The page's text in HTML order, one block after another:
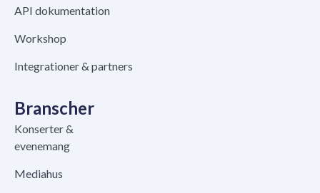
API dokumentation
Workshop
Integrationer & partners
Branscher
Konserter &
evenemang
Mediahus